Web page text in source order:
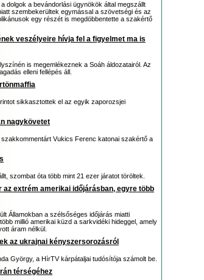
dolgok a bevándorlási ügynökök által megszállt
szembekerültek egymással a szövetségi és az
egy részét is megdöbbentette a szakértő
veszélyeire hívja fel a figyelmet ma is
is megemlékeznek a Soáh áldozatairól. Az
elleni fellépés áll.
sikkasztottek el az egyik zaporozsjei
nagykövetet
Vukics Ferenc katonai szakértő a
szombat óta több mint 21 ezer járatot töröltek.
az extrém amerikai időjárásban, egyre több
Államokban a szélsőséges időjárás miatti
millió amerikai küzd a sarkvidéki hideggel, amely
áram nélkül.
az ukrajnai kényszersorozásról
György, a HírTV kárpátaljai tudósítója számolt be.
térségéhez